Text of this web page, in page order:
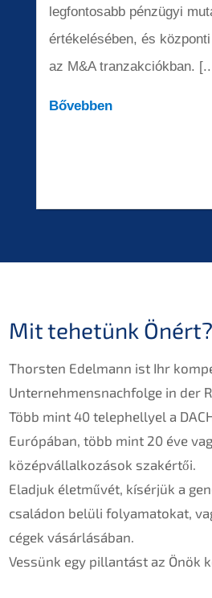
legfontosabb pénzügyi
értékelésében, és
az M&A tranzakciókban.
Bővebben
Mit tehetünk Önért?
Thorsten Edelmann ist Ihr
Unternehmensnachfolge in der
Több mint 40 telephellyel a
Európában, több mint 20 éve
középvállalkozások szakértői.
Eladjuk életművét, kísérjük a
családon belüli folyamatokat,
cégek vásárlásában.
Vessünk egy pillantást az Önök